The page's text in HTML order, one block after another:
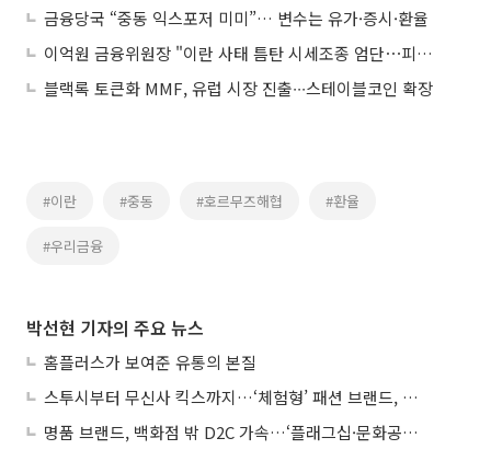
금융당국 “중동 익스포저 미미”… 변수는 유가·증시·환율
이억원 금융위원장 "이란 사태 틈탄 시세조종 엄단⋯피해기업 13.3조 긴급 지원"
블랙록 토큰화 MMF, 유럽 시장 진출∙∙∙스테이블코인 확장
#이란 #중동 #호르무즈해협 #환율
#우리금융
박선현 기자의 주요 뉴스
홈플러스가 보여준 유통의 본질
스투시부터 무신사 킥스까지…‘체험형’ 패션 브랜드, 잇단 제주행
명품 브랜드, 백화점 밖 D2C 가속…‘플래그십·문화공간’ 전략 눈길